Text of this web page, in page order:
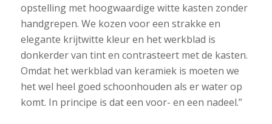
opstelling met hoogwaardige witte kasten zonder
handgrepen. We kozen voor een strakke en
elegante krijtwitte kleur en het werkblad is
donkerder van tint en contrasteert met de kasten.
Omdat het werkblad van keramiek is moeten we
het wel heel goed schoonhouden als er water op
komt. In principe is dat een voor- en een nadeel.”